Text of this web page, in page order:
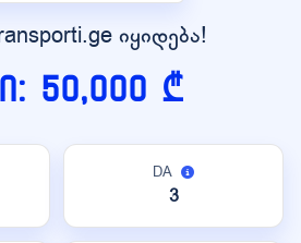
იყიდება!
50,000 ₾
DA
3